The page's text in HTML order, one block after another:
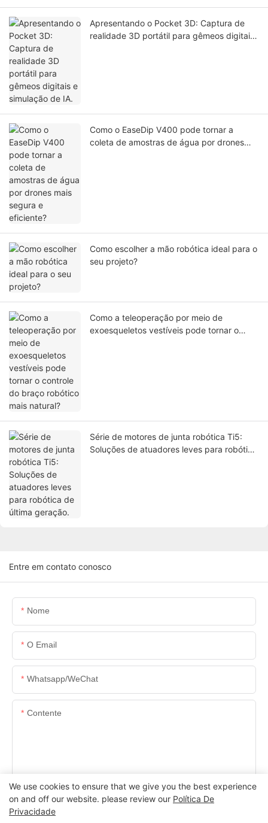
Apresentando o Pocket 3D: Captura de
realidade 3D portátil para gêmeos digitais
Como o EaseDip V400 pode tornar a
coleta de amostras de água por drones
Como escolher a mão robótica ideal para o
seu projeto?
Como a teleoperação por meio de
exoesqueletos vestíveis pode tornar o
Série de motores de junta robótica Ti5:
Soluções de atuadores leves para robótica
Entre em contato conosco
Nome
O Email
Whatsapp/WeChat
Contente
ENVIAR INQUÉRITO AGORA
We use cookies to ensure that we give you the best experience
on and off our website. please review our Política De
Privacidade